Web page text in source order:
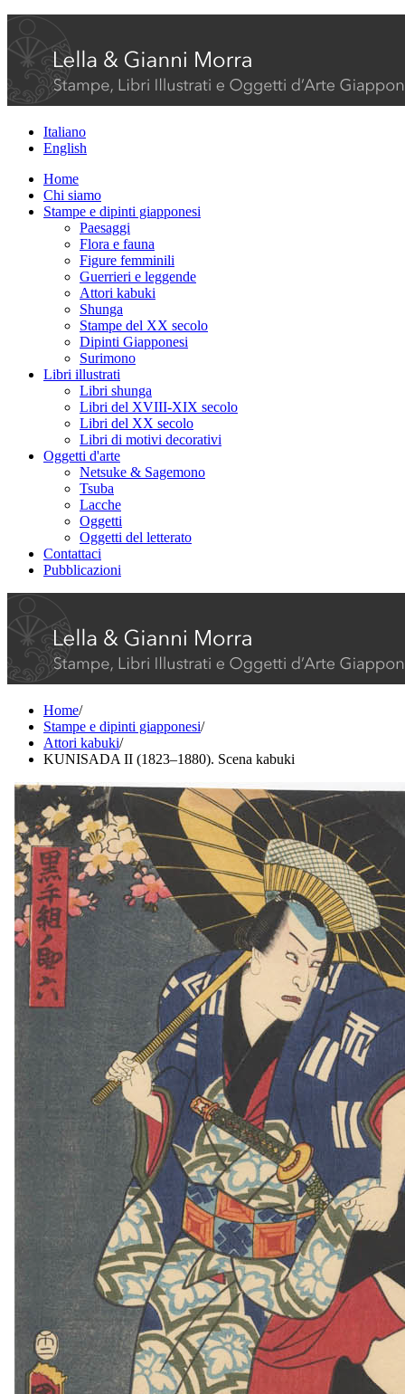
Italiano
English
Home
Chi siamo
Stampe e dipinti giapponesi
Paesaggi
Flora e fauna
Figure femminili
Guerrieri e leggende
Attori kabuki
Shunga
Stampe del XX secolo
Dipinti Giapponesi
Surimono
Libri illustrati
Libri shunga
Libri del XVIII-XIX secolo
Libri del XX secolo
Libri di motivi decorativi
Oggetti d'arte
Netsuke & Sagemono
Tsuba
Lacche
Oggetti
Oggetti del letterato
Contattaci
Pubblicazioni
Home/
Stampe e dipinti giapponesi/
Attori kabuki/
KUNISADA II (1823–1880). Scena kabuki